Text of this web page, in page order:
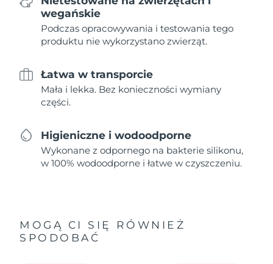
wegańskie
Podczas opracowywania i testowania tego
produktu nie wykorzystano zwierząt.
Łatwa w transporcie
Mała i lekka. Bez konieczności wymiany
części.
Higieniczne i wodoodporne
Wykonane z odpornego na bakterie silikonu,
w 100% wodoodporne i łatwe w czyszczeniu.
MOGĄ CI SIĘ RÓWNIEŻ
SPODOBAĆ